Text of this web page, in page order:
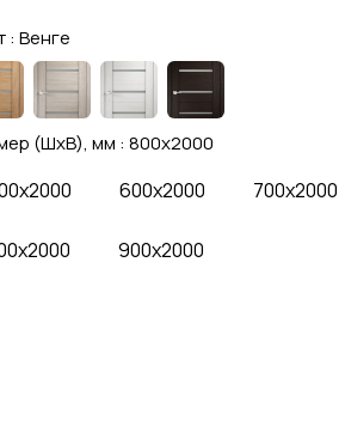
: Венге
(ШхВ), мм : 800x2000
600x2000 700x2000
900x2000